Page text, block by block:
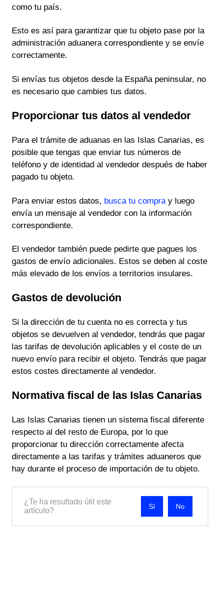
como tu país.
Esto es así para garantizar que tu objeto pase por la
administración aduanera correspondiente y se envíe
correctamente.
Si envías tus objetos desde la España peninsular, no
es necesario que cambies tus datos.
Proporcionar tus datos al vendedor
Para el trámite de aduanas en las Islas Canarias, es
posible que tengas que enviar tus números de
teléfono y de identidad al vendedor después de haber
pagado tu objeto.
Para enviar estos datos, busca tu compra y luego
envía un mensaje al vendedor con la información
correspondiente.
El vendedor también puede pedirte que pagues los
gastos de envío adicionales. Estos se deben al coste
más elevado de los envíos a territorios insulares.
Gastos de devolución
Si la dirección de tu cuenta no es correcta y tus
objetos se devuelven al vendedor, tendrás que pagar
las tarifas de devolución aplicables y el coste de un
nuevo envío para recibir el objeto. Tendrás que pagar
estos costes directamente al vendedor.
Normativa fiscal de las Islas Canarias
Las Islas Canarias tienen un sistema fiscal diferente
respecto al del resto de Europa, por lo que
proporcionar tu dirección correctamente afecta
directamente a las tarifas y trámites aduaneros que
hay durante el proceso de importación de tu objeto.
¿Te ha resultado útil este
artículo?
No